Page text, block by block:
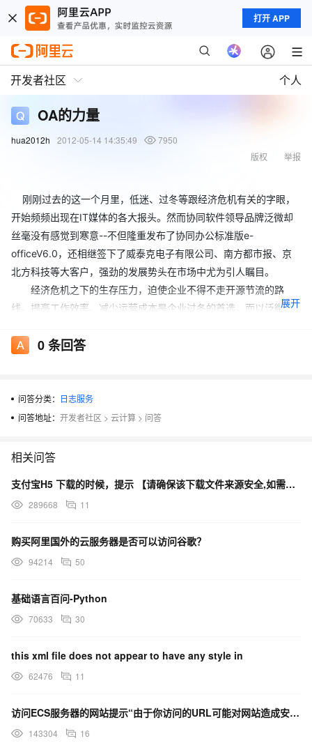
打开 APP
开发者社区 个人
OA的力量
hua2012h 2012-05-14 14:35:49
7950
举报
版权
刚刚过去的这一个月里，低迷、过冬等跟经济危机有关的字眼，
开始频频出现在IT媒体的各大报头。然而协同软件领导品牌泛微却
丝毫没有感觉到寒意--不但隆重发布了协同办公标准版e-
officeV6.0，还相继签下了威泰克电子有限公司、南方都市报、京
北方科技等大客户，强劲的发展势头在市场中尤为引人瞩目。
经济危机之下的生存压力，迫使企业不得不走开源节流的路
线。提高工作效率、减少运营成本是企业过冬的首选。而以泛微为
过冬法则
须承担更多的责任。以往两个人的工作量，现在可能会让一个人承
担，这时候除了员工能力需要增强之外，效率的提升也显得格外重
面对艰难的市场环境，企业的凝聚力显得尤为重要。此时，增
的目标，并且朝着这个目标坚定不移的前进。在企业成员的相互沟
通中，还有一个更为重要的作用是产生了知识的共享，并由此可能
运营成本的减少也是企业过冬主要考虑的因素。以前汇报工作
都打印出来，现在能不能改成邮件或者电子文件？以前沟通动不动
用的减少，在经济危机的环境中，有着更为重要的意义。
综上所述，企业可以通过多种途径修炼内功，增强自身在经济
OA的力量
即使没有遭遇经济危机，协同OA软件也成为企业提高工作效
进一步放大。
展开
0条回答
问答分类： 日志服务
问答地址： 开发者社区 > 云计算 > 问答
相关问答
支付宝H5 下载的时候，提示 【请确保该下载文件来源安全,如需浏览,请长按网址复制后使用浏览器访问】
289668 11
购买阿里国外的云服务器是否可以访问谷歌？
94214 50
基础语言百问-Python
70633 30
this xml file does not appear to have any style in
62476 11
访问ECS服务器的网站提示“由于你访问的URL可能对网站造成安全威胁，您的访问被阻断”，这是什么原因？
143304 16